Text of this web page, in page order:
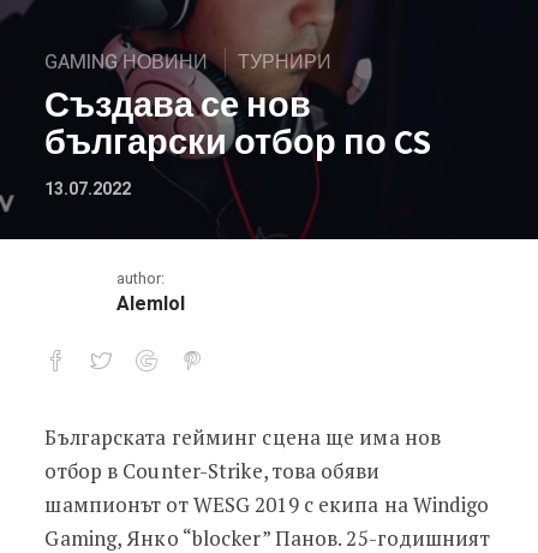
GAMING НОВИНИ ТУРНИРИ
Създава се нов
български отбор по CS
13.07.2022
author:
Alemlol
Създава се нов български отбор
Българската гейминг сцена ще има нов
отбор в Counter-Strike, това обяви
шампионът от WESG 2019 с екипа на Windigo
Gaming, Янко “blocker” Панов. 25-годишният